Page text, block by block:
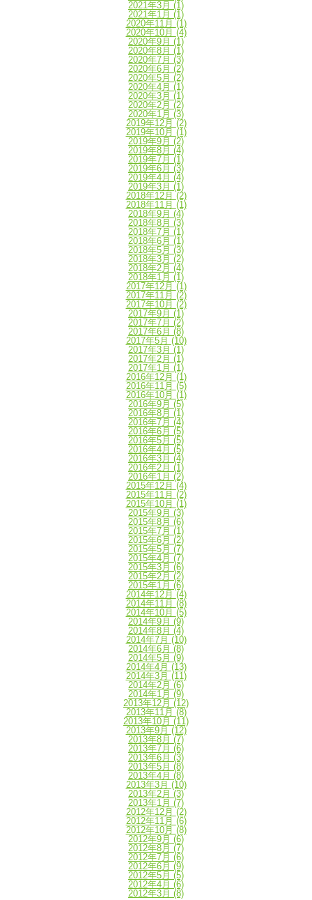
2021年3月 (1)
2021年1月 (1)
2020年11月 (1)
2020年10月 (4)
2020年9月 (1)
2020年8月 (1)
2020年7月 (3)
2020年6月 (2)
2020年5月 (2)
2020年4月 (1)
2020年3月 (1)
2020年2月 (2)
2020年1月 (3)
2019年12月 (2)
2019年10月 (1)
2019年9月 (2)
2019年8月 (4)
2019年7月 (1)
2019年6月 (3)
2019年4月 (4)
2019年3月 (1)
2018年12月 (2)
2018年11月 (1)
2018年9月 (4)
2018年8月 (3)
2018年7月 (1)
2018年6月 (1)
2018年5月 (3)
2018年3月 (2)
2018年2月 (4)
2018年1月 (1)
2017年12月 (1)
2017年11月 (2)
2017年10月 (2)
2017年9月 (1)
2017年7月 (2)
2017年6月 (8)
2017年5月 (10)
2017年3月 (1)
2017年2月 (1)
2017年1月 (1)
2016年12月 (1)
2016年11月 (5)
2016年10月 (1)
2016年9月 (5)
2016年8月 (1)
2016年7月 (4)
2016年6月 (5)
2016年5月 (5)
2016年4月 (5)
2016年3月 (4)
2016年2月 (1)
2016年1月 (2)
2015年12月 (4)
2015年11月 (2)
2015年10月 (1)
2015年9月 (3)
2015年8月 (6)
2015年7月 (1)
2015年6月 (2)
2015年5月 (7)
2015年4月 (7)
2015年3月 (6)
2015年2月 (2)
2015年1月 (6)
2014年12月 (4)
2014年11月 (8)
2014年10月 (5)
2014年9月 (9)
2014年8月 (4)
2014年7月 (10)
2014年6月 (8)
2014年5月 (9)
2014年4月 (13)
2014年3月 (11)
2014年2月 (6)
2014年1月 (9)
2013年12月 (12)
2013年11月 (8)
2013年10月 (11)
2013年9月 (12)
2013年8月 (7)
2013年7月 (6)
2013年6月 (3)
2013年5月 (8)
2013年4月 (8)
2013年3月 (10)
2013年2月 (3)
2013年1月 (7)
2012年12月 (2)
2012年11月 (6)
2012年10月 (8)
2012年9月 (6)
2012年8月 (7)
2012年7月 (6)
2012年6月 (9)
2012年5月 (5)
2012年4月 (6)
2012年3月 (8)